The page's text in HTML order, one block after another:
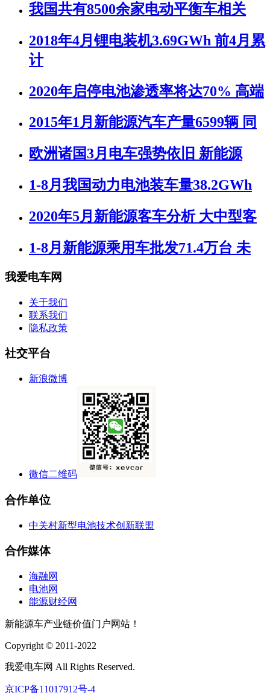
我国共有8500余家电动平衡车相关
2018年4月锂电装机3.69GWh 前4月累
计
2020年启停电池渗透率将达70% 高端
2015年1月新能源汽车产量6599辆 同
欧洲诸国3月电车强势依旧 新能源
1-8月我国动力电池装车量38.2GWh
2020年5月新能源客车分析 大中型客
1-8月新能源乘用车批发71.4万台 未
我爱电车网
关于我们
联系我们
隐私政策
社交平台
新浪微博
微信二维码
合作单位
中关村新型电池技术创新联盟
合作媒体
海融网
电池网
能源财经网
新能源车产业链价值门户网站！
Copyright © 2011-2022
我爱电车网 All Rights Reserved.
京ICP备11017912号-4